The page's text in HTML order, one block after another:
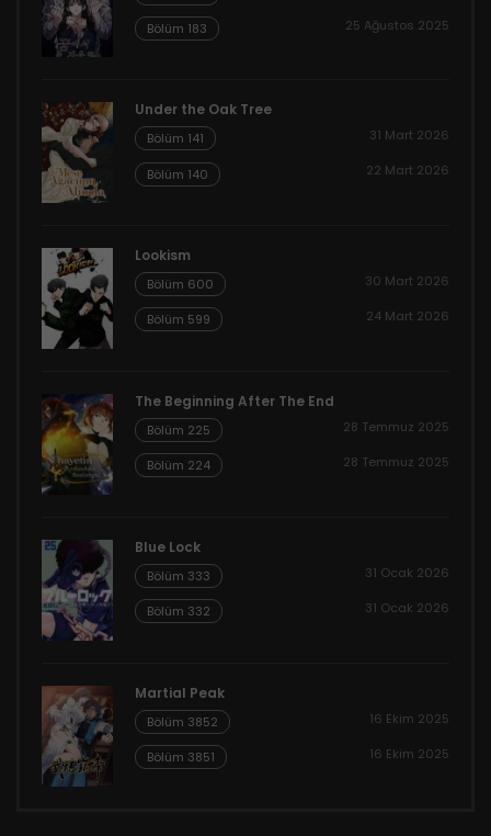
Bölüm 183 25 Ağustos 2025
Under the Oak Tree
Bölüm 141 31 Mart 2026
Bölüm 140 22 Mart 2026
Lookism
Bölüm 600 30 Mart 2026
Bölüm 599 24 Mart 2026
The Beginning After The End
Bölüm 225 28 Temmuz 2025
Bölüm 224 28 Temmuz 2025
Blue Lock
Bölüm 333 31 Ocak 2026
Bölüm 332 31 Ocak 2026
Martial Peak
Bölüm 3852 16 Ekim 2025
Bölüm 3851 16 Ekim 2025